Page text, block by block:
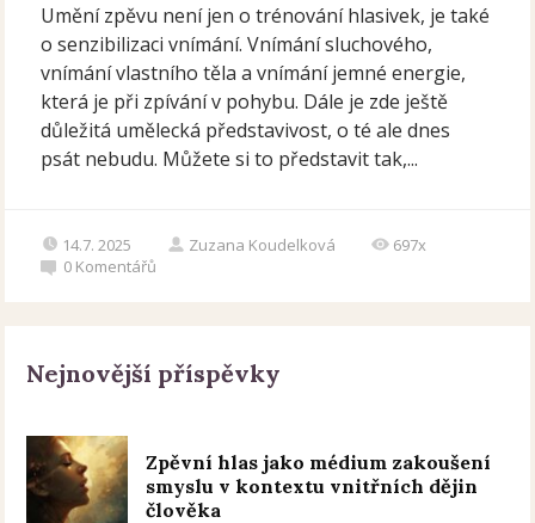
Umění zpěvu není jen o trénování hlasivek, je také
o senzibilizaci vnímání. Vnímání sluchového,
vnímání vlastního těla a vnímání jemné energie,
která je při zpívání v pohybu. Dále je zde ještě
důležitá umělecká představivost, o té ale dnes
psát nebudu. Můžete si to představit tak,...
14.7. 2025 Zuzana Koudelková
697x
0 Komentářů
Nejnovější příspěvky
Zpěvní hlas jako médium zakoušení
smyslu v kontextu vnitřních dějin
člověka